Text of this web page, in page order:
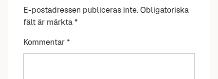
E-postadressen publiceras inte. Obligatoriska
fält är märkta *
Kommentar *